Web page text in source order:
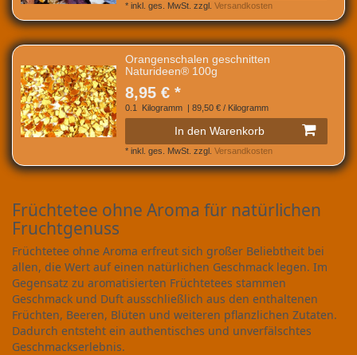
* inkl. ges. MwSt. zzgl. Versandkosten
Orangenschalen geschnitten
Naturideen® 100g
8,95 € *
0.1 Kilogramm | 89,50 € / Kilogramm
In den Warenkorb
* inkl. ges. MwSt. zzgl. Versandkosten
Früchtetee ohne Aroma für natürlichen
Fruchtgenuss
Früchtetee ohne Aroma erfreut sich großer Beliebtheit bei
allen, die Wert auf einen natürlichen Geschmack legen. Im
Gegensatz zu aromatisierten Früchtetees stammen
Geschmack und Duft ausschließlich aus den enthaltenen
Früchten, Beeren, Blüten und weiteren pflanzlichen Zutaten.
Dadurch entsteht ein authentisches und unverfälschtes
Geschmackserlebnis.